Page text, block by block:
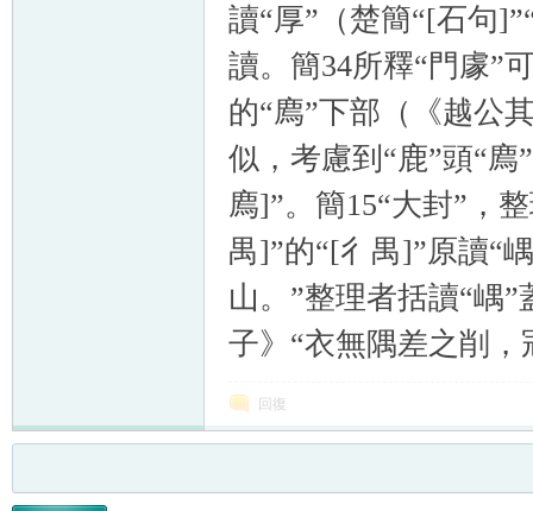
讀“厚”（楚簡“[石句
讀。 簡34所釋“門豦”
的“廌”下部（《越公
似，考慮到“鹿”頭“
廌]”。 簡15“大封”，
禺]”的“[彳禺]”原讀“
山。”整理者括讀“嵎
子》“衣無隅差之削，
回復